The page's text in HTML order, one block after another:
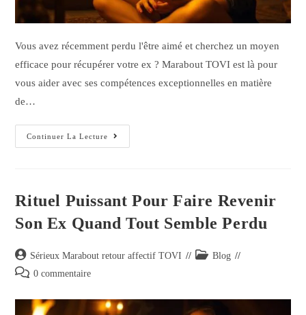
Vous avez récemment perdu l'être aimé et cherchez un moyen
efficace pour récupérer votre ex ? Marabout TOVI est là pour
vous aider avec ses compétences exceptionnelles en matière
de…
Continuer La Lecture
Rituel Puissant Pour Faire Revenir
Son Ex Quand Tout Semble Perdu
Sérieux Marabout retour affectif TOVI
Blog
0 commentaire